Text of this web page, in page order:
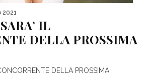
2021
IL
DELLA PROSSIMA
DELLA PROSSIMA